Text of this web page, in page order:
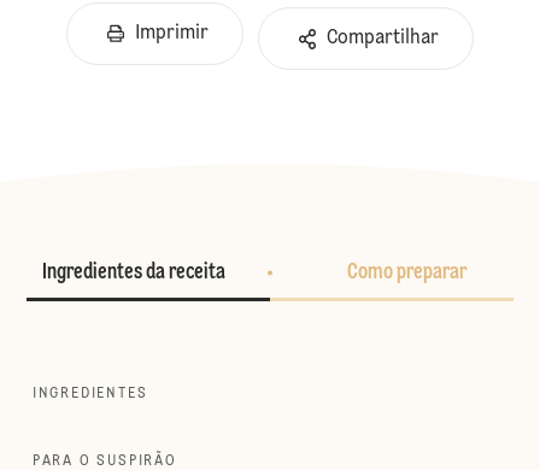
Imprimir Compartilhar
Ingredientes da receita Como preparar
INGREDIENTES
PARA O SUSPIRÃO